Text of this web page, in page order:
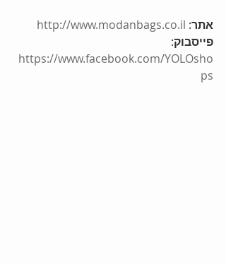
אתר:
http://www.modanbags.co.il
פייסבוק:
https://www.facebook.com/YOLOsho
ps